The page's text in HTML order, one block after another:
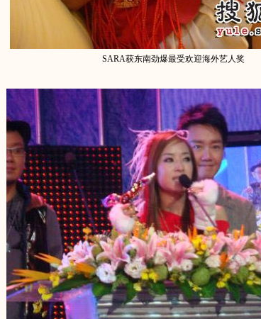
SARA获东南劲爆最受欢迎海外艺人奖